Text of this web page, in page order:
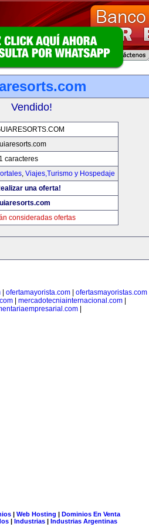
Vendido!
caracteres
, Viajes,Turismo y Hospedaje
una oferta!
consideradas ofertas
ofertamayorista.com ofertasmayoristas.com
| mercadotecniainternacional.com|
|
| Web Hosting | Dominios En Venta
| Industrias | Industrias Argentinas